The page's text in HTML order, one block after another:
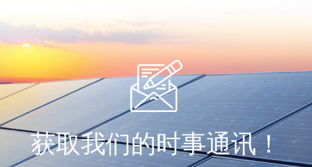
获取我们的时事通讯！